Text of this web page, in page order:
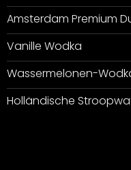
Amsterdam Premium
Vanille Wodka
Wassermelonen-
Holländische